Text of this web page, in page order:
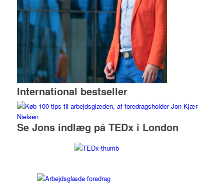
International bestseller
Se Jons indlæg på TEDx i London